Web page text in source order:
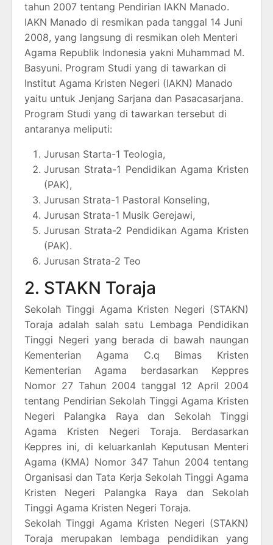
tahun 2007 tentang Pendirian IAKN Manado.
IAKN Manado di resmikan pada tanggal 14 Juni
2008, yang langsung di resmikan oleh Menteri
Agama Republik Indonesia yakni Muhammad M.
Basyuni. Program Studi yang di tawarkan di
Institut Agama Kristen Negeri (IAKN) Manado
yaitu untuk Jenjang Sarjana dan Pasacasarjana.
Program Studi yang di tawarkan tersebut di
antaranya meliputi:
Jurusan Starta-1 Teologia,
Jurusan Strata-1 Pendidikan Agama Kristen
(PAK),
Jurusan Strata-1 Pastoral Konseling,
Jurusan Strata-1 Musik Gerejawi,
Jurusan Strata-2 Pendidikan Agama Kristen
(PAK).
Jurusan Strata-2 Teo
2. STAKN Toraja
Sekolah Tinggi Agama Kristen Negeri (STAKN)
Toraja adalah salah satu Lembaga Pendidikan
Tinggi Negeri yang berada di bawah naungan
Kementerian Agama C.q Bimas Kristen
Kementerian Agama berdasarkan Keppres
Nomor 27 Tahun 2004 tanggal 12 April 2004
tentang Pendirian Sekolah Tinggi Agama Kristen
Negeri Palangka Raya dan Sekolah Tinggi
Agama Kristen Negeri Toraja. Berdasarkan
Keppres ini, di keluarkanlah Keputusan Menteri
Agama (KMA) Nomor 347 Tahun 2004 tentang
Organisasi dan Tata Kerja Sekolah Tinggi Agama
Kristen Negeri Palangka Raya dan Sekolah
Tinggi Agama Kristen Negeri Toraja.
Sekolah Tinggi Agama Kristen Negeri (STAKN)
Toraja merupakan lembaga pendidikan yang